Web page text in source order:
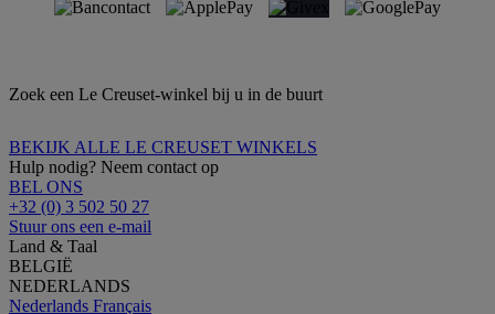
Zoek een Le Creuset-winkel bij u in de buurt
BEKIJK ALLE LE CREUSET WINKELS
Hulp nodig? Neem contact op
BEL ONS
+32 (0) 3 502 50 27
Stuur ons een e-mail
Land & Taal
BELGIË
NEDERLANDS
Nederlands Français